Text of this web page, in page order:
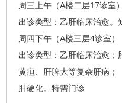
周三上午（A楼二层17诊室）
出诊类型：乙肝临床治愈。
周四下午（A楼三层4诊室）
出诊类型：乙肝临床治愈；
黄疸、肝脾大等复杂肝病；
肝硬化。特需门诊